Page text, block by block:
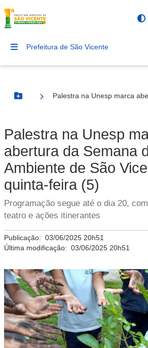
Prefeitura de São Vicente
Botão Menu
Palestra na Unesp marca
Palestra na Unesp
abertura da Semana
Ambiente de São
quinta-feira (5)
Programação segue até o dia 20,
teatro e ações itinerantes
Publicação: 03/06/2025 20h51
Última modificação: 03/06/2025 20h51